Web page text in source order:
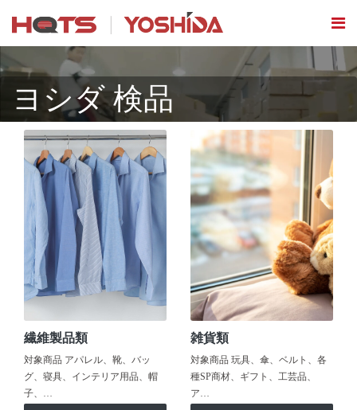
ヨシダ 検品
繊維製品類
対象商品 アパレル、靴、バッ
グ、寝具、インテリア用品、帽
子、…
雑貨類
対象商品 玩具、傘、ベルト、各
種SP商材、ギフト、工芸品、
ア…